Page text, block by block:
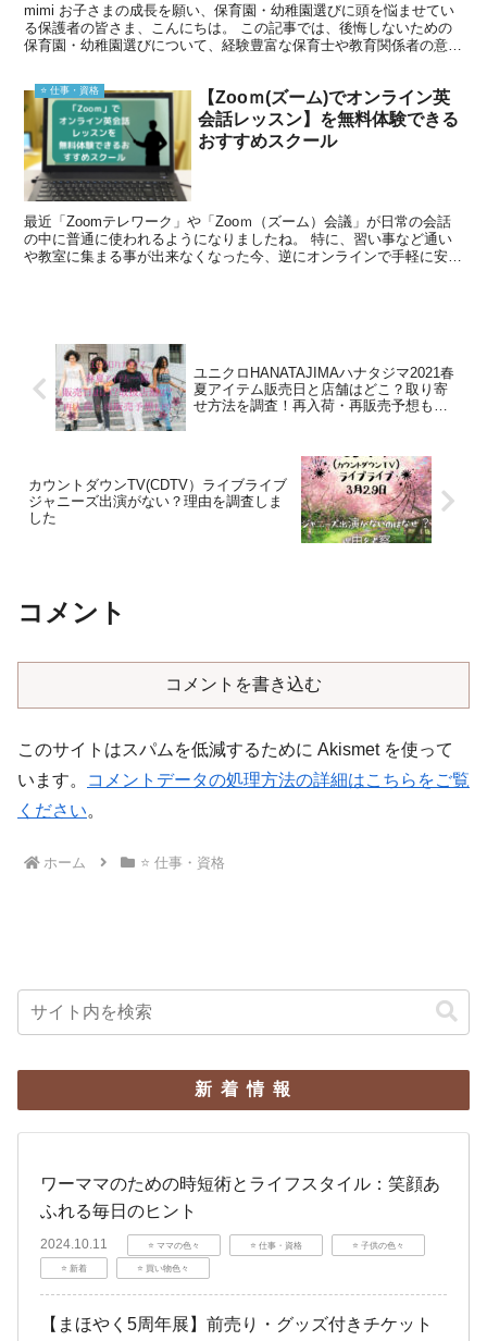
mimi お子さまの成長を願い、保育園・幼稚園選びに頭を悩ませてい
る保護者の皆さま、こんにちは。 この記事では、後悔しないための
保育園・幼稚園選びについて、経験豊富な保育士や教育関係者の意見
⭐️ 仕事・資格
【Zooｍ(ズーム)でオンライン英
会話レッスン】を無料体験できる
おすすめスクール
最近「Zoomテレワーク」や「Zooｍ（ズーム）会議」が日常の会話
の中に普通に使われるようになりましたね。 特に、習い事など通い
や教室に集まる事が出来なくなった今、逆にオンラインで手軽に安く
ユニクロHANATAJIMAハナタジマ2021春
夏アイテム販売日と店舗はどこ？取り寄
せ方法を調査！再入荷・再販売予想もア
カウントダウンTV(CDTV）ライブライブ
ジャニーズ出演がない？理由を調査しま
した
コメント
コメントを書き込む
このサイトはスパムを低減するために Akismet を使って
います。
コメントデータの処理方法の詳細はこちらをご覧
ください。
ホーム ⭐️ 仕事・資格
新着情報
ワーママのための時短術とライフスタイル：笑顔あ
ふれる毎日のヒント
2024.10.11 ⭐️ ママの色々 ⭐️ 仕事・資格 ⭐️ 子供の色々
⭐️ 新着 ⭐️ 買い物色々
【まほやく5周年展】前売り・グッズ付きチケット